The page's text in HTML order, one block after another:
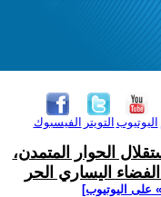
الفيسبوك التويتر اليوتيوب
الحوار المتمدن،
اليساري الحر
على اليوتيوب]